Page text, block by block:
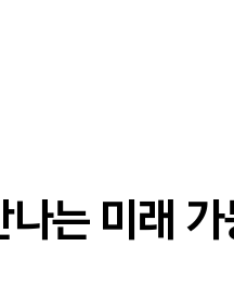
는 미래